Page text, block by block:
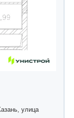
улица